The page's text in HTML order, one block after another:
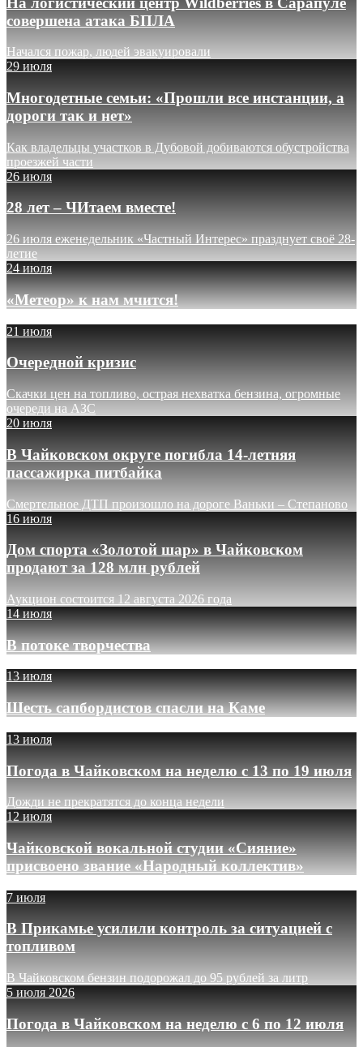
совершена атака БПЛА
Начался пожар, людей эвакуировали
29 июля
Многодетные семьи: «Прошли все инстанции, а
дороги так и нет»
Как владельцы участков в Дубовой добиваются обустройства
проезжей части
26 июля
28 лет – ЧИтаем вместе!
26 июля еженедельник «Частный Интерес» празднует своё 28-
летие
24 июля
«Метеор» к нам мчится!
21 июля
Очередной кризис
Скачки цен на топливо, острая нехватка бензина, огромные
очереди на АЗС
20 июля
В Чайковском округе погибла 14-летняя
пассажирка питбайка
Смертельное ДТП произошло на дороге Ваньки – Степаново
16 июля
Дом спорта «Золотой шар» в Чайковском
продают за 128 млн рублей
Аукцион состоится 12 августа 2026 года
14 июля
В потоке творчества
13 июля
Шесть сапбордистов спасли на Каме
13 июля
Погода в Чайковском на неделю с 13 по 19 июля
Дожди не прекратятся до конца недели
12 июля
Чайковской вокальной студии «Сияние»
присвоено звание «Народный коллектив»
7 июля
В Прикамье усилили контроль за ситуацией с
топливом
В Чайковском бензин подорожал до 95 рублей за литр
5 июля 2026
Погода в Чайковском на неделю с 6 по 12 июля